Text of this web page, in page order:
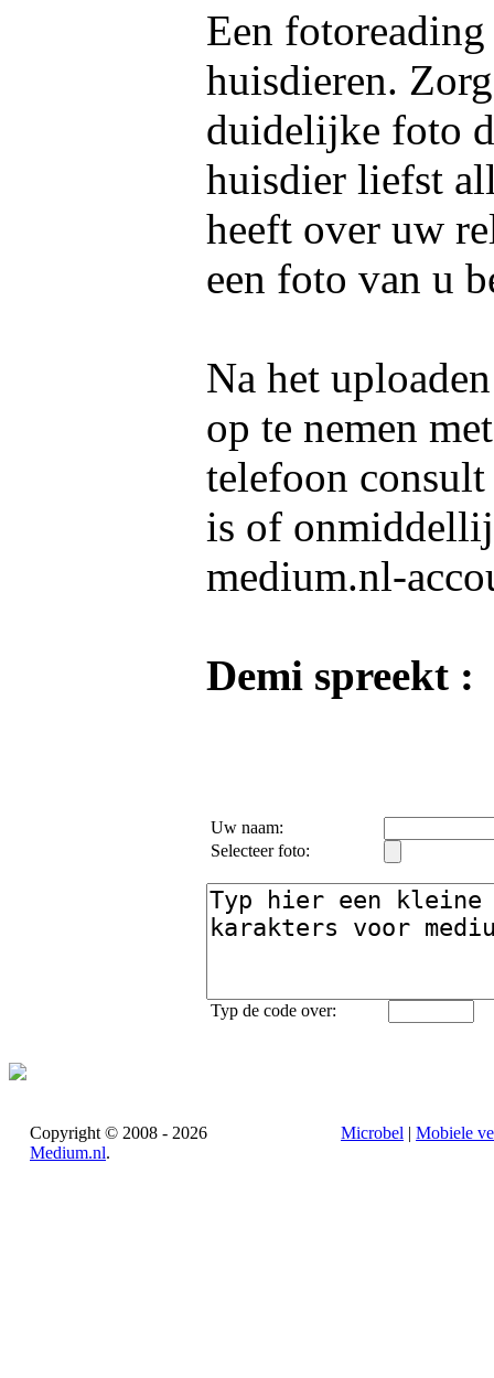
Een
huisdieren.
duidelijke foto
huisdier liefst
heeft over uw
een foto van u
Na het
op te nemen
telefoon
is of
medium.nl-
Demi spreekt :
Uw naam:
Selecteer foto:
Typ de code over:
Copyright © 2008 - 2026
Medium.nl.
Microbel | Mobiele